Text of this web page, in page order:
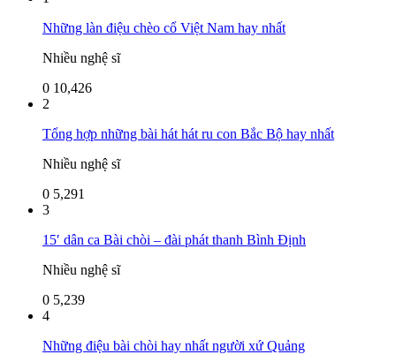
Những làn điệu chèo cổ Việt Nam hay nhất
Nhiều nghệ sĩ
0 10,426
2
Tổng hợp những bài hát hát ru con Bắc Bộ hay nhất
Nhiều nghệ sĩ
0 5,291
3
15′ dân ca Bài chòi – đài phát thanh Bình Định
Nhiều nghệ sĩ
0 5,239
4
Những điệu bài chòi hay nhất người xứ Quảng